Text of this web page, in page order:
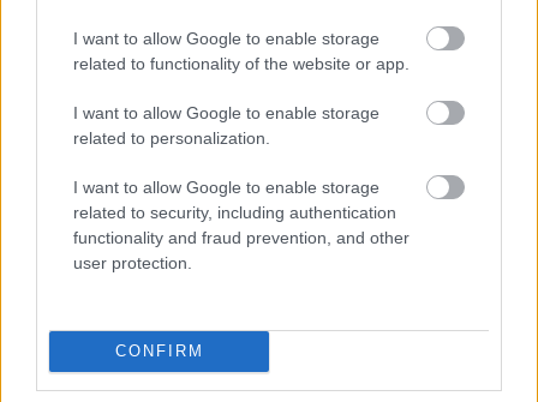
I want to allow Google to enable storage
related to functionality of the website or app.
I want to allow Google to enable storage
related to personalization.
I want to allow Google to enable storage
related to security, including authentication
functionality and fraud prevention, and other
user protection.
CONFIRM
SZEMBE MERSZ NÉZNI AZZAL, AKIVÉ
VÁLHATTÁL VOLNA?